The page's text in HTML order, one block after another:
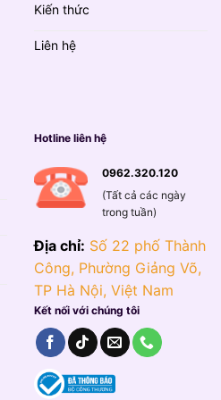
Kiến thức
Liên hệ
Hotline liên hệ
0962.320.120
(Tất cả các ngày
trong tuần)
Địa chỉ: Số 22 phố Thành
Công, Phường Giảng Võ,
TP Hà Nội, Việt Nam
Kết nối với chúng tôi